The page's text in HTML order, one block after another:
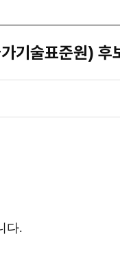
기술표준원) 후
다.